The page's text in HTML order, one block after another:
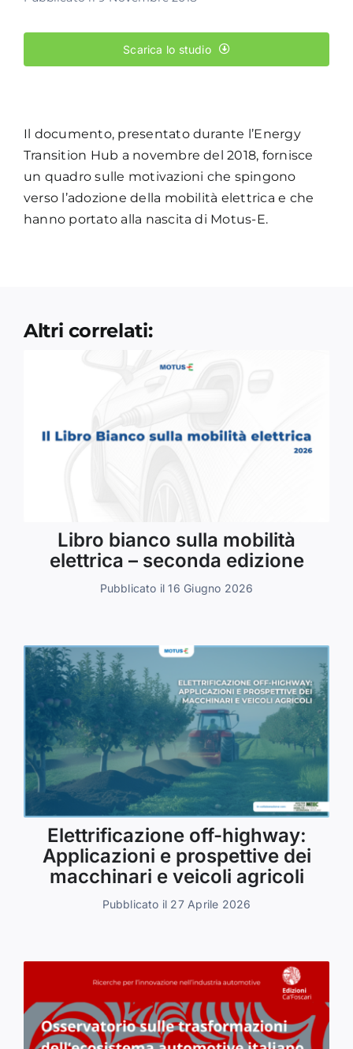
Academy
Scarica lo studio
Il documento, presentato durante l’Energy
Transition Hub a novembre del 2018, fornisce
un quadro sulle motivazioni che spingono
verso l’adozione della mobilità elettrica e che
hanno portato alla nascita di Motus-E.
Altri correlati:
Libro bianco sulla mobilità
elettrica – seconda edizione
Pubblicato il 16 Giugno 2026
Elettrificazione off-highway:
Applicazioni e prospettive dei
macchinari e veicoli agricoli
Pubblicato il 27 Aprile 2026